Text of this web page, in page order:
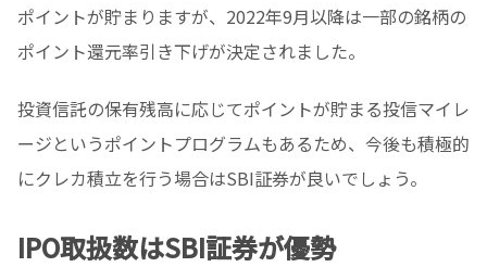
ポイントが貯まりますが、2022年9月以降は一部の銘柄の
ポイント還元率引き下げが決定されました。
投資信託の保有残高に応じてポイントが貯まる投信マイレ
ージというポイントプログラムもあるため、今後も積極的
にクレカ積立を行う場合はSBI証券が良いでしょう。
IPO取扱数はSBI証券が優勢